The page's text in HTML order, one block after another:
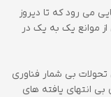
می رود که تا دیروز
موانع یک به یک در
بی شمار فناوری
انتهای یافته های